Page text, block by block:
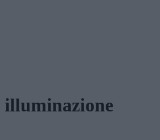
illuminazione